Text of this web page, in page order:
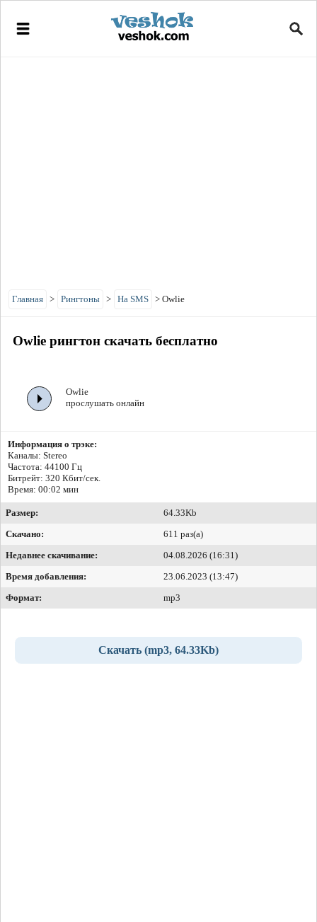
Главная > Рингтоны > На SMS > Owlie
Owlie рингтон скачать бесплатно
Owlie
прослушать онлайн
Информация о трэке:
Каналы: Stereo
Частота: 44100 Гц
Битрейт: 320 Кбит/сек.
Время: 00:02 мин
Размер:
64.33Kb
Скачано:
611 раз(а)
Недавнее скачивание:
04.08.2026 (16:31)
Время добавления:
23.06.2023 (13:47)
Формат:
mp3
Скачать (mp3, 64.33Kb)